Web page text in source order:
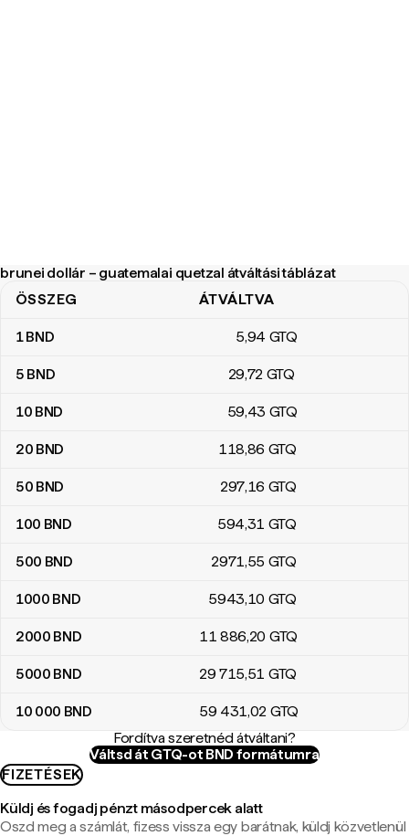
brunei dollár – guatemalai quetzal átváltási táblázat
brunei dollár – guatemalai quetzal átváltási táblázat
ÖSSZEG ÁTVÁLTVA
1BND 5,94 GTQ
5 BND 29,72 GTQ
10 BND 59,43 GTQ
20 BND 118,86 GTQ
50 BND 297,16 GTQ
100 BND 594,31 GTQ
500 BND 2971,55 GTQ
1000 BND 5943,10 GTQ
2000 BND 11 886,20 GTQ
5000 BND 29 715,51 GTQ
10 000 BND 59 431,02 GTQ
Fordítva szeretnéd átváltani?
Váltsd át GTQ-ot BND formátumra
FIZETÉSEK
Küldj és fogadj pénzt másodpercek alatt
Oszd meg a számlát, fizess vissza egy barátnak, küldj közvetlenül